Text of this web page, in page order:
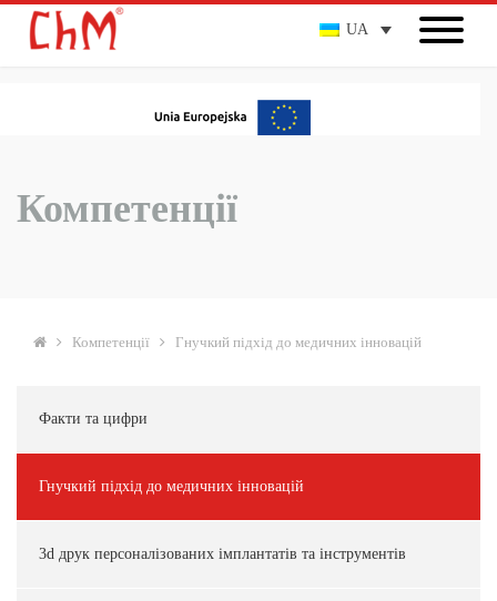
UA
Компетенції
Компетенції Гнучкий підхід до медичних інновацій
Факти та цифри
Гнучкий підхід до медичних інновацій
3d друк персоналізованих імплантатів та інструментів